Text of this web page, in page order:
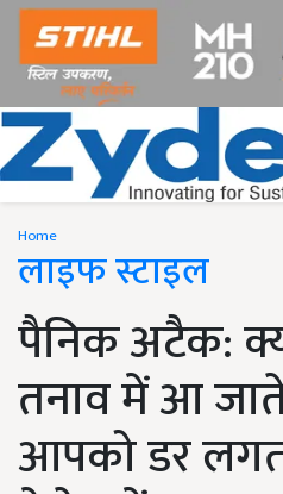
Home
लाइफ स्टाइल
पैनिक अटैक:
तनाव में आ
आपको डर